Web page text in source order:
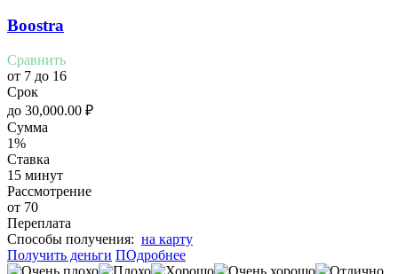
Boostra
Сравнить
от 7 до 16
Срок
до 30,000.00 ₽
Сумма
1%
Ставка
15 минут
Рассмотрение
от 70
Переплата
Cпособы получения: на карту
Получить деньги ПОдробнее